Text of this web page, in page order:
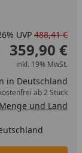
erhöhen
UVP 488,41 €
359,90 €
inkl. 19% MwSt.
in Deutschland
ab 2 Stück
und Land